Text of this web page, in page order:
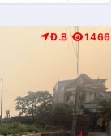
Đ.B 1466